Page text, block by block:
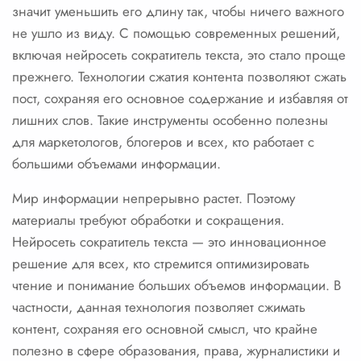
значит уменьшить его длину так, чтобы ничего важного
не ушло из виду. С помощью современных решений,
включая нейросеть сократитель текста, это стало проще
прежнего. Технологии сжатия контента позволяют сжать
пост, сохраняя его основное содержание и избавляя от
лишних слов. Такие инструменты особенно полезны
для маркетологов, блогеров и всех, кто работает с
большими объемами информации.
Мир информации непрерывно растет. Поэтому
материалы требуют обработки и сокращения.
Нейросеть сократитель текста — это инновационное
решение для всех, кто стремится оптимизировать
чтение и понимание больших объемов информации. В
частности, данная технология позволяет сжимать
контент, сохраняя его основной смысл, что крайне
полезно в сфере образования, права, журналистики и